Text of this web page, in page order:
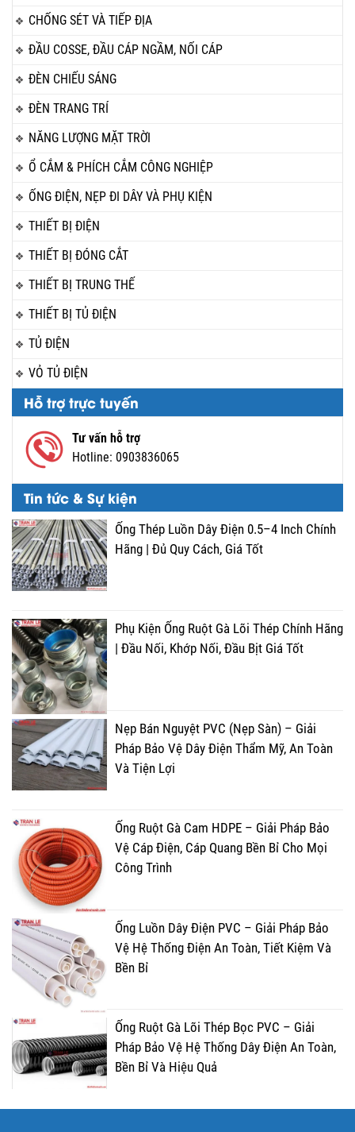
CHỐNG SÉT VÀ TIẾP ĐỊA
ĐẦU COSSE, ĐẦU CÁP NGẦM, NỐI CÁP
ĐÈN CHIẾU SÁNG
ĐÈN TRANG TRÍ
NĂNG LƯỢNG MẶT TRỜI
Ổ CẮM & PHÍCH CẮM CÔNG NGHIỆP
ỐNG ĐIỆN, NẸP ĐI DÂY VÀ PHỤ KIỆN
THIẾT BỊ ĐIỆN
THIẾT BỊ ĐÓNG CẮT
THIẾT BỊ TRUNG THẾ
THIẾT BỊ TỦ ĐIỆN
TỦ ĐIỆN
VỎ TỦ ĐIỆN
Hỗ trợ trực tuyến
Tư vấn hỗ trợ
Hotline: 0903836065
Tin tức & Sự kiện
Ống Thép Luồn Dây Điện 0.5–4 Inch Chính
Hãng | Đủ Quy Cách, Giá Tốt
Phụ Kiện Ống Ruột Gà Lõi Thép Chính Hãng
| Đầu Nối, Khớp Nối, Đầu Bịt Giá Tốt
Nẹp Bán Nguyệt PVC (Nẹp Sàn) – Giải
Pháp Bảo Vệ Dây Điện Thẩm Mỹ, An Toàn
Và Tiện Lợi
Ống Ruột Gà Cam HDPE – Giải Pháp Bảo
Vệ Cáp Điện, Cáp Quang Bền Bỉ Cho Mọi
Công Trình
Ống Luồn Dây Điện PVC – Giải Pháp Bảo
Vệ Hệ Thống Điện An Toàn, Tiết Kiệm Và
Bền Bỉ
Ống Ruột Gà Lõi Thép Bọc PVC – Giải
Pháp Bảo Vệ Hệ Thống Dây Điện An Toàn,
Bền Bỉ Và Hiệu Quả